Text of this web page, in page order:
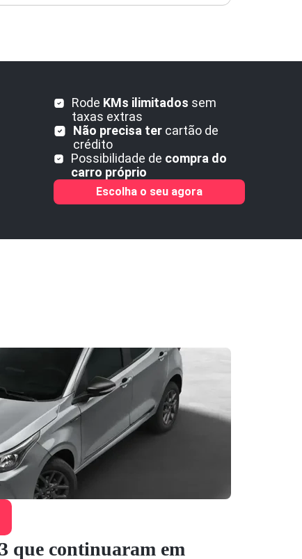
Rode KMs ilimitados sem
taxas extras
Não precisa ter cartão de
crédito
Possibilidade de compra do
carro próprio
Escolha o seu agora
que continuaram em